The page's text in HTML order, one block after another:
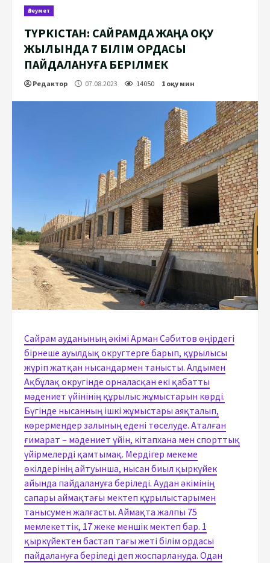
Әлеумет
ТҮРКІСТАН: САЙРАМДА ЖАҢА ОҚУ
ЖЫЛЫНДА 7 БІЛІМ ОРДАСЫ
ПАЙДАЛАНУҒА БЕРІЛМЕК
Редактор 07.08.2023 14050 1 оқу мин
Сайрам ауданының әкімі Арман Сәбитов өңірдегі
бірнеше ауылдық округтерге барып, құрылысы
жүріп жатқан нысандармен танысты. Алдымен
Ақбұлақ округінде орналасқан екі қабатты
мәдениет үйінінің құрылыс жұмыстарын көрді.
Бүгінде нысанның ішкі жұмыстары аяқталып,
көрермендер залының едені төселуде. Аталған
ғимарат – мәдениет үйін, кітапхана мен спорттық
үйірмелерді қамтымақ. Мердігер мекеме
өкілдерінің айтуынша, нысан биыл қыркүйек
айында пайдалануға беріледі. Аудан әкімінің
сапары аймақтағы мектеп құрылыстарымен
танысумен жалғасты. Аймақта жалпы 75
мемлекеттік, 17 жеке меншік мектеп бар. 1
қыркүйектен бастап тағы жеті білім ордасы
пайдалануға беріледі деп жоспарлануда. Одан